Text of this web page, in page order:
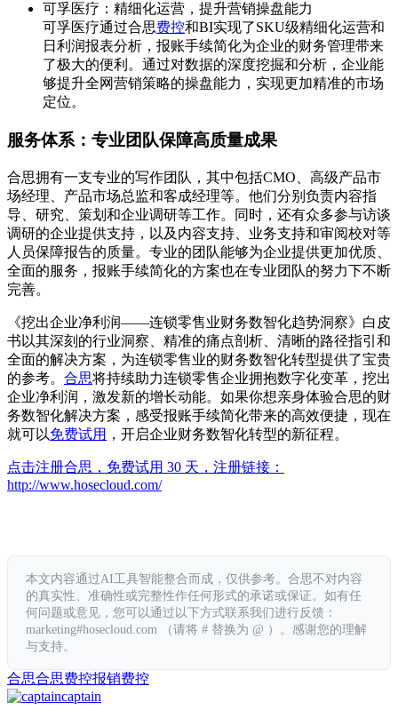
可孚医疗：精细化运营，提升营销操盘能力
可孚医疗通过合思费控和BI实现了SKU级精细化运营和
日利润报表分析，报账手续简化为企业的财务管理带来
了极大的便利。通过对数据的深度挖掘和分析，企业能
够提升全网营销策略的操盘能力，实现更加精准的市场
定位。
服务体系：专业团队保障高质量成果
合思拥有一支专业的写作团队，其中包括CMO、高级产品市
场经理、产品市场总监和客成经理等。他们分别负责内容指
导、研究、策划和企业调研等工作。同时，还有众多参与访谈
调研的企业提供支持，以及内容支持、业务支持和审阅校对等
人员保障报告的质量。专业的团队能够为企业提供更加优质、
全面的服务，报账手续简化的方案也在专业团队的努力下不断
完善。
《挖出企业净利润——连锁零售业财务数智化趋势洞察》白皮
书以其深刻的行业洞察、精准的痛点剖析、清晰的路径指引和
全面的解决方案，为连锁零售业的财务数智化转型提供了宝贵
的参考。 合思将持续助力连锁零售企业拥抱数字化变革，挖出
企业净利润，激发新的增长动能。如果你想亲身体验合思的财
务数智化解决方案，感受报账手续简化带来的高效便捷，现在
就可以免费试用 ，开启企业财务数智化转型的新征程。
点击注册合思，免费试用 30 天，注册链接：
http://www.hosecloud.com/
本文内容通过AI工具智能整合而成，仅供参考。合思不对内容
的真实性、准确性或完整性作任何形式的承诺或保证。如有任
何问题或意见，您可以通过以下方式联系我们进行反馈：
marketing#hosecloud.com （请将 # 替换为 @ ）。感谢您的理解
与支持。
合思合思费控报销费控
captain